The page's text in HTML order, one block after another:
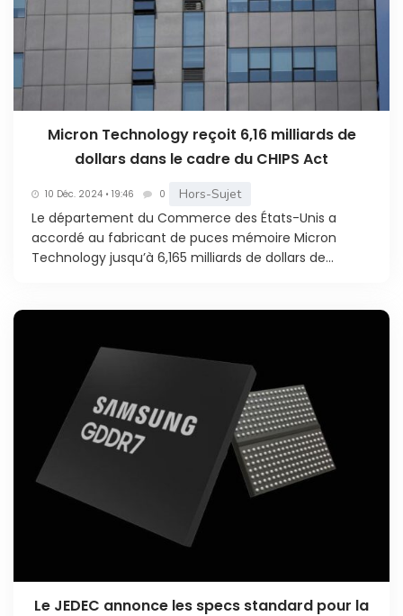
Micron Technology reçoit 6,16 milliards de
dollars dans le cadre du CHIPS Act
10 Déc. 2024 • 19:46 0 Hors-Sujet
Le département du Commerce des États-Unis a
accordé au fabricant de puces mémoire Micron
Technology jusqu’à 6,165 milliards de dollars de...
Le JEDEC annonce les specs standard pour la